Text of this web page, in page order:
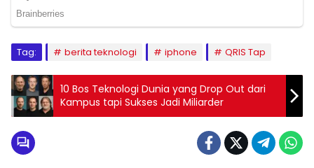
Tag: berita teknologi iphone QRIS Tap
10 Bos Teknologi Dunia yang Drop Out dari
Kampus tapi Sukses Jadi Miliarder